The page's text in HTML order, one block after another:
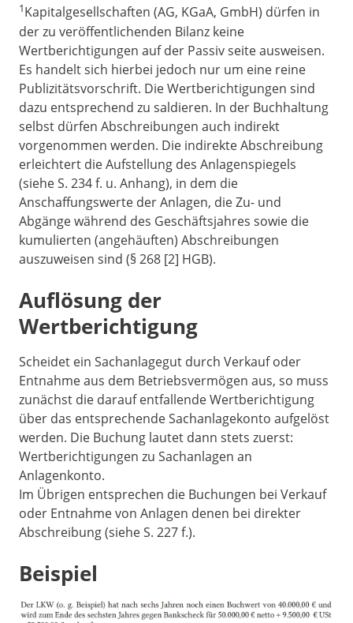
1Kapitalgesellschaften (AG, KGaA, GmbH) dürfen in
der zu veröffentlichenden Bilanz keine
Wertberichtigungen auf der Passiv seite ausweisen.
Es handelt sich hierbei jedoch nur um eine reine
Publizitätsvorschrift. Die Wertberichtigungen sind
dazu entsprechend zu saldieren. In der Buchhaltung
selbst dürfen Abschreibungen auch indirekt
vorgenommen werden. Die indirekte Abschreibung
erleichtert die Aufstellung des Anlagenspiegels
(siehe S. 234 f. u. Anhang), in dem die
Anschaffungswerte der Anlagen, die Zu- und
Abgänge während des Geschäftsjahres sowie die
kumulierten (angehäuften) Abschreibungen
auszuweisen sind (§ 268 [2] HGB).
Auflösung der
Wertberichtigung
Scheidet ein Sachanlagegut durch Verkauf oder
Entnahme aus dem Betriebsvermögen aus, so muss
zunächst die darauf entfallende Wertberichtigung
über das entsprechende Sachanlagekonto aufgelöst
werden. Die Buchung lautet dann stets zuerst:
Wertberichtigungen zu Sachanlagen an
Anlagenkonto.
Im Übrigen entsprechen die Buchungen bei Verkauf
oder Entnahme von Anlagen denen bei direkter
Abschreibung (siehe S. 227 f.).
Beispiel